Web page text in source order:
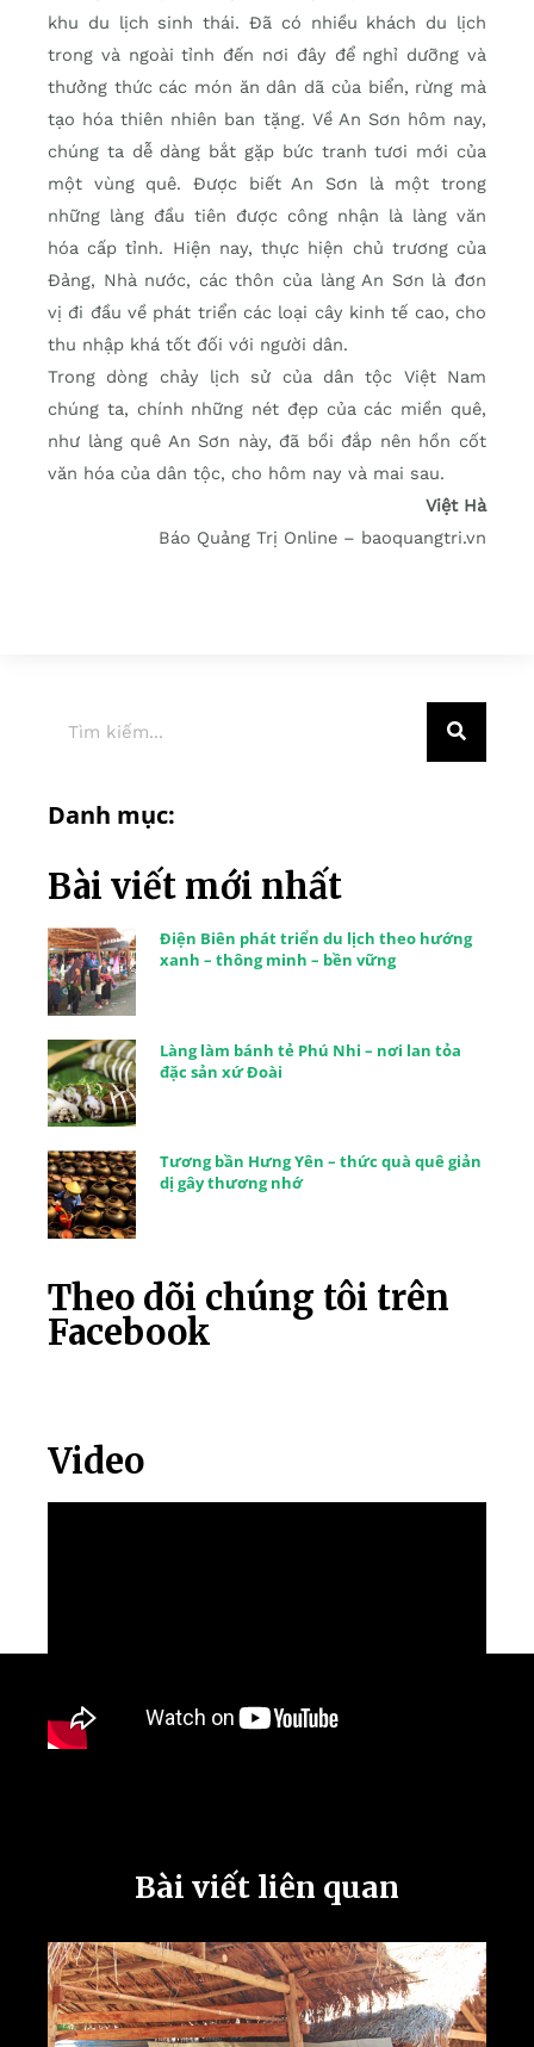
khu du lịch sinh thái. Đã có nhiều khách du lịch
trong và ngoài tỉnh đến nơi đây để nghỉ dưỡng và
thưởng thức các món ăn dân dã của biển, rừng mà
tạo hóa thiên nhiên ban tặng. Về An Sơn hôm nay,
chúng ta dễ dàng bắt gặp bức tranh tươi mới của
một vùng quê. Được biết An Sơn là một trong
những làng đầu tiên được công nhận là làng văn
hóa cấp tỉnh. Hiện nay, thực hiện chủ trương của
Đảng, Nhà nước, các thôn của làng An Sơn là đơn
vị đi đầu về phát triển các loại cây kinh tế cao, cho
thu nhập khá tốt đối với người dân.
Trong dòng chảy lịch sử của dân tộc Việt Nam
chúng ta, chính những nét đẹp của các miền quê,
như làng quê An Sơn này, đã bồi đắp nên hồn cốt
văn hóa của dân tộc, cho hôm nay và mai sau.
Việt Hà
Báo Quảng Trị Online – baoquangtri.vn
Danh mục:
Bài viết mới nhất
Điện Biên phát triển du lịch theo hướng
xanh – thông minh – bền vững
Làng làm bánh tẻ Phú Nhi – nơi lan tỏa
đặc sản xứ Đoài
Tương bần Hưng Yên – thức quà quê giản
dị gây thương nhớ
Theo dõi chúng tôi trên
Facebook
Video
Bài viết liên quan